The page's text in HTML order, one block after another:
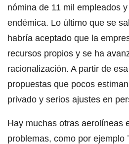
nómina de 11 mil empleados
endémica. Lo último que se
habría aceptado que la
recursos propios y se ha
racionalización. A partir de
propuestas que pocos
privado y serios ajustes en
Hay muchas otras aerolíneas
problemas, como por ejemplo